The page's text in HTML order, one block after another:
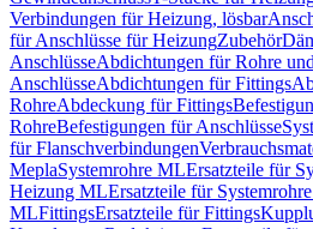
Verbindungen für Heizung, lösbar
für Anschlüsse für HeizungZubehör
AnschlüsseAbdichtungen für Rohre
AnschlüsseAbdichtungen für Fittings
RohreAbdeckung für Fittings
RohreBefestigungen für Anschlüsse
für Flanschverbindungen
MeplaSystemrohre MLErsatzteile für
Heizung MLErsatzteile für
MLFittingsErsatzteile für Fittings